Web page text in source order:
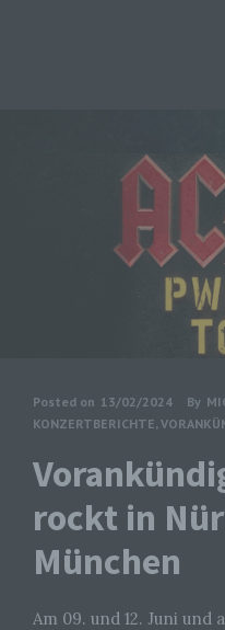
Posted on 13/02/2024 By
KONZERTBERICHTE,
rockt in
München
Am 09. und 12. Juni und